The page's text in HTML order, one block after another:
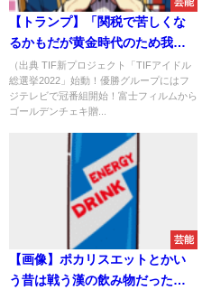
芸能
【トランプ】「関税で苦しくな
るかもだが黄金時代のため我慢
しろ」【関税/経済】
（出典 TIF新プロジェクト「TIFアイドル
総選挙2022」始動！優勝グループにはフ
ジテレビで冠番組開始！富士フィルムから
ゴールデンチェキ贈...
芸能
【画像】ポカリスエットとかい
う昔は戦う漢の飲み物だったエ